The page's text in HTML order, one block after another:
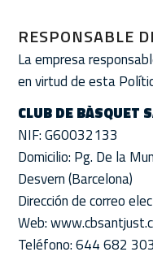
RESPONSABLE
La empresa
en virtud de esta
CLUB DE BÀSQUET
NIF: G60032133
Domicilio: Pg. De la
Desvern (Barcelona)
Dirección de correo
Web:
Teléfono: 644 682 303